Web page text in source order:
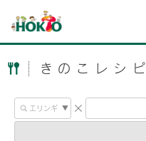
きのこレシピ